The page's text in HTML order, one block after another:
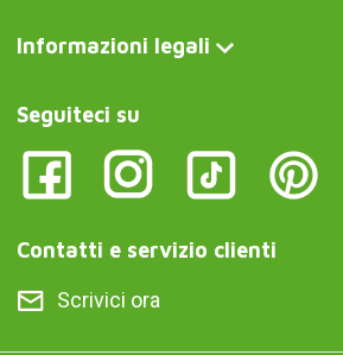
Informazioni legali
Seguiteci su
Contatti e servizio clienti
Scrivici ora